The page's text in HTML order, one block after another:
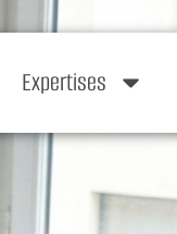
Expertises